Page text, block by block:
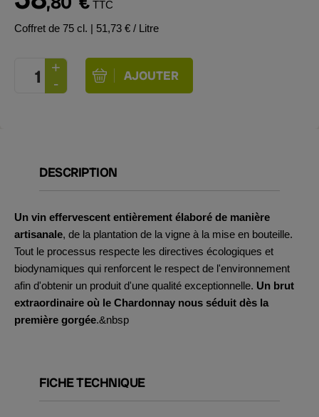
TTC
Coffret de 75 cl. | 51,73 € / Litre
DESCRIPTION
Un vin effervescent entièrement élaboré de manière
artisanale, de la plantation de la vigne à la mise en bouteille.
Tout le processus respecte les directives écologiques et
biodynamiques qui renforcent le respect de l'environnement
afin d'obtenir un produit d'une qualité exceptionnelle. Un brut
extraordinaire où le Chardonnay nous séduit dès la
première gorgée.&nbsp
FICHE TECHNIQUE